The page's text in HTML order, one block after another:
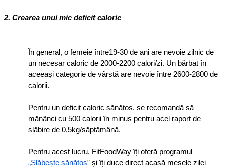
2. Crearea unui mic deficit caloric
În general, o femeie între19-30 de ani are nevoie zilnic de
un necesar caloric de 2000-2200 calori/zi. Un bărbat în
aceeași categorie de vârstă are nevoie între 2600-2800 de
calorii.
Pentru un deficit caloric sănătos, se recomandă să
mănânci cu 500 calorii în minus pentru acel raport de
slăbire de 0,5kg/săptămână.
„Slăbește sănătos” și îți duce direct acasă mesele zilei